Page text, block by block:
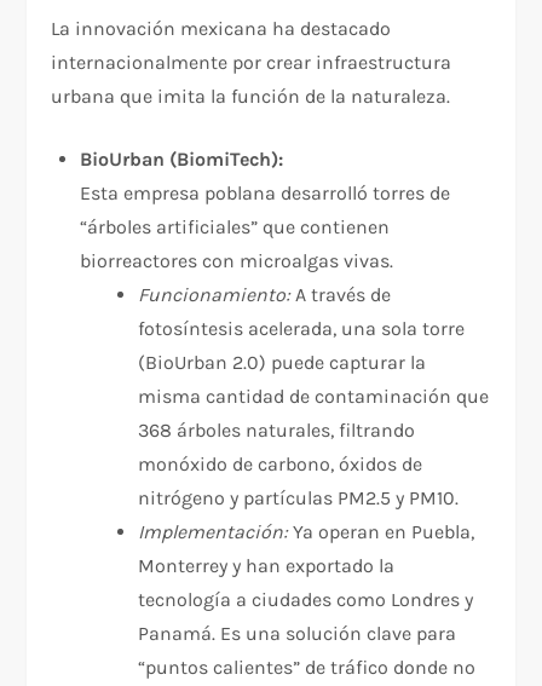
La innovación mexicana ha destacado
internacionalmente por crear infraestructura
urbana que imita la función de la naturaleza.
BioUrban (BiomiTech):
Esta empresa poblana desarrolló torres de
“árboles artificiales” que contienen
biorreactores con microalgas vivas.
Funcionamiento:A través de
fotosíntesis acelerada, una sola torre
(BioUrban 2.0) puede capturar la
misma cantidad de contaminación que
368 árboles naturales, filtrando
monóxido de carbono, óxidos de
nitrógeno y partículas PM2.5 y PM10.
Implementación:Ya operan en Puebla,
Monterrey y han exportado la
tecnología a ciudades como Londres y
Panamá. Es una solución clave para
“puntos calientes” de tráfico donde no